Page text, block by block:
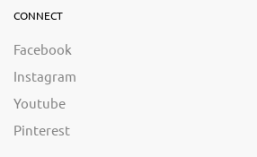
CONNECT
Facebook
Instagram
Youtube
Pinterest